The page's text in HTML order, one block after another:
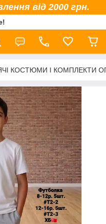
від 2000 грн.
КОСТЮМИ І КОМПЛЕКТИ